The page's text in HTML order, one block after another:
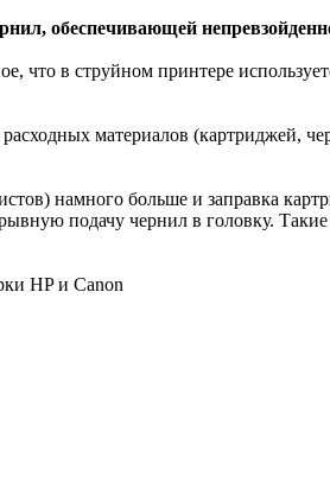
обеспечивающей
что в струйном принтере
материалов (картриджей,
намного больше и заправка
подачу чернил в головку.
HP и Canon